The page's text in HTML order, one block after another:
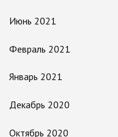
Июнь 2021
Февраль 2021
Январь 2021
Декабрь 2020
Октябрь 2020